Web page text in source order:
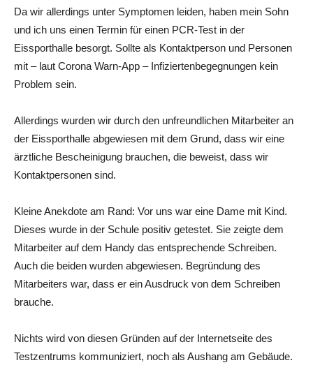
Da wir allerdings unter Symptomen leiden, haben mein Sohn
und ich uns einen Termin für einen PCR-Test in der
Eissporthalle besorgt. Sollte als Kontaktperson und Personen
mit – laut Corona Warn-App – Infiziertenbegegnungen kein
Problem sein.
Allerdings wurden wir durch den unfreundlichen Mitarbeiter an
der Eissporthalle abgewiesen mit dem Grund, dass wir eine
ärztliche Bescheinigung brauchen, die beweist, dass wir
Kontaktpersonen sind.
Kleine Anekdote am Rand: Vor uns war eine Dame mit Kind.
Dieses wurde in der Schule positiv getestet. Sie zeigte dem
Mitarbeiter auf dem Handy das entsprechende Schreiben.
Auch die beiden wurden abgewiesen. Begründung des
Mitarbeiters war, dass er ein Ausdruck von dem Schreiben
brauche.
Nichts wird von diesen Gründen auf der Internetseite des
Testzentrums kommuniziert, noch als Aushang am Gebäude.